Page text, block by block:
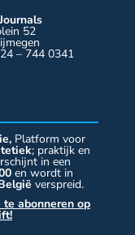
52
– 744 0341
Platform voor
; praktijk en
in een
en wordt in
verspreid.
abonneren op